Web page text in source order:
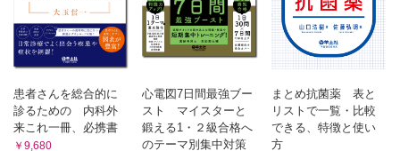
患者さんを総合的に
診るための 内科外
来これ一冊、必携書
￥9,680
心電図7日間最強ブー
スト マイスターと
鍛える1・２級合格へ
のテーマ別集中対策
まとめ抗菌薬 表と
リストで一覧・比較
できる、特徴と使い
方